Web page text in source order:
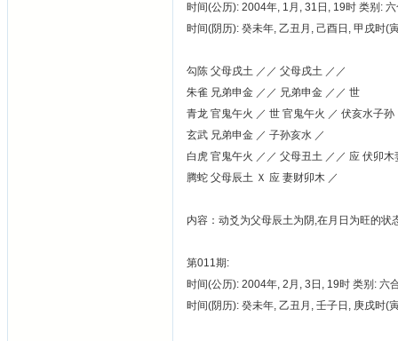
时间(公历): 2004年, 1月, 31日, 19时 类别:
时间(阴历): 癸未年, 乙丑月, 己酉日, 甲戌时(
勾陈 父母戌土 ／／ 父母戌土 ／／
朱雀 兄弟申金 ／／ 兄弟申金 ／／ 世
青龙 官鬼午火 ／ 世 官鬼午火 ／ 伏亥水子孙
玄武 兄弟申金 ／ 子孙亥水 ／
白虎 官鬼午火 ／／ 父母丑土 ／／ 应 伏卯木
腾蛇 父母辰土 Ｘ 应 妻财卯木 ／
内容：动爻为父母辰土为阴,在月日为旺的状
第011期:
时间(公历): 2004年, 2月, 3日, 19时 类别: 六
时间(阴历): 癸未年, 乙丑月, 壬子日, 庚戌时(